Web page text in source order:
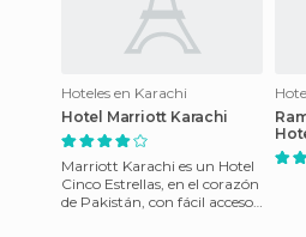
Hoteles en Karachi
Hotel Marriott Karachi
Marriott Karachi es un Hotel
Cinco Estrellas, en el corazón
de Pakistán, con fácil acceso